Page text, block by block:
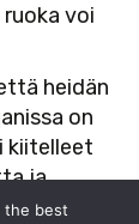
voi
heidän
on
kiitelleet
ja
Meille
the best